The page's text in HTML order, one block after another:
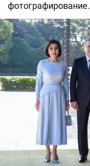
фотографирование.